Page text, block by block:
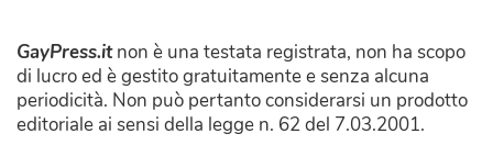
GayPress.itnon è una testata registrata, non ha scopo
di lucro ed è gestito gratuitamente e senza alcuna
periodicità. Non può pertanto considerarsi un prodotto
editoriale ai sensi della legge n. 62 del 7.03.2001.